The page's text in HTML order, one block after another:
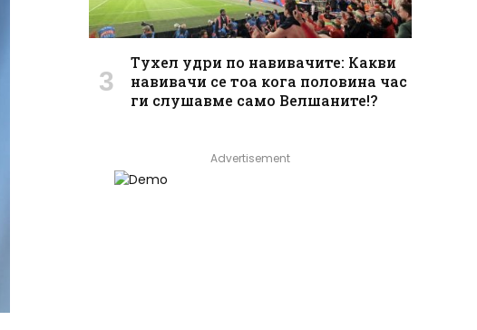
Тухел удри по навивачите: Какви
навивачи се тоа кога половина час
ги слушавме само Велшаните!?
Advertisement